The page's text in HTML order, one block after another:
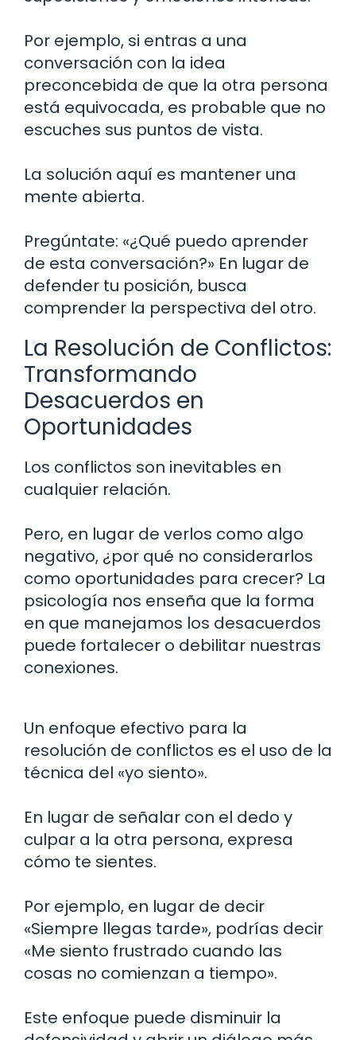
Por ejemplo, si entras a una
conversación con la idea
preconcebida de que la otra persona
está equivocada, es probable que no
escuches sus puntos de vista.
La solución aquí es mantener una
mente abierta.
Pregúntate: «¿Qué puedo aprender
de esta conversación?» En lugar de
defender tu posición, busca
comprender la perspectiva del otro.
La Resolución de Conflictos:
Transformando
Desacuerdos en
Oportunidades
Los conflictos son inevitables en
cualquier relación.
Pero, en lugar de verlos como algo
negativo, ¿por qué no considerarlos
como oportunidades para crecer? La
psicología nos enseña que la forma
en que manejamos los desacuerdos
puede fortalecer o debilitar nuestras
conexiones.
Un enfoque efectivo para la
resolución de conflictos es el uso de la
técnica del «yo siento».
En lugar de señalar con el dedo y
culpar a la otra persona, expresa
cómo te sientes.
Por ejemplo, en lugar de decir
«Siempre llegas tarde», podrías decir
«Me siento frustrado cuando las
cosas no comienzan a tiempo».
Este enfoque puede disminuir la